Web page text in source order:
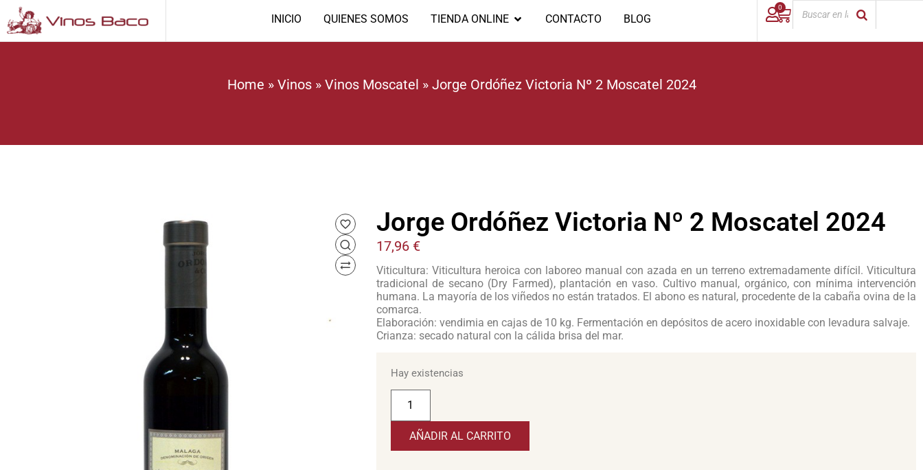
INICIO QUIENES SOMOS TIENDA ONLINE CONTACTO BLOG
0
Home » Vinos» Vinos Moscatel » Jorge Ordóñez Victoria Nº 2 Moscatel 2024
Jorge Ordóñez Victoria Nº 2 Moscatel 2024
17,96 €
Viticultura: Viticultura heroica con laboreo manual con azada en un terreno extremadamente difícil. Viticultura
tradicional de secano (Dry Farmed), plantación en vaso. Cultivo manual, orgánico, con mínima intervención
humana. La mayoría de los viñedos no están tratados. El abono es natural, procedente de la cabaña ovina de la
comarca.
Elaboración: vendimia en cajas de 10 kg. Fermentación en depósitos de acero inoxidable con levadura salvaje.
Crianza: secado natural con la cálida brisa del mar.
Hay existencias
AÑADIR AL CARRITO